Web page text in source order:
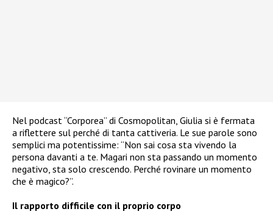
Nel podcast “Corporea” di Cosmopolitan, Giulia si è fermata
a riflettere sul perché di tanta cattiveria. Le sue parole sono
semplici ma potentissime: “Non sai cosa sta vivendo la
persona davanti a te. Magari non sta passando un momento
negativo, sta solo crescendo. Perché rovinare un momento
che è magico?”.
Il rapporto difficile con il proprio corpo